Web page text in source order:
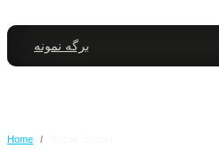
برگه نمونه
Home /